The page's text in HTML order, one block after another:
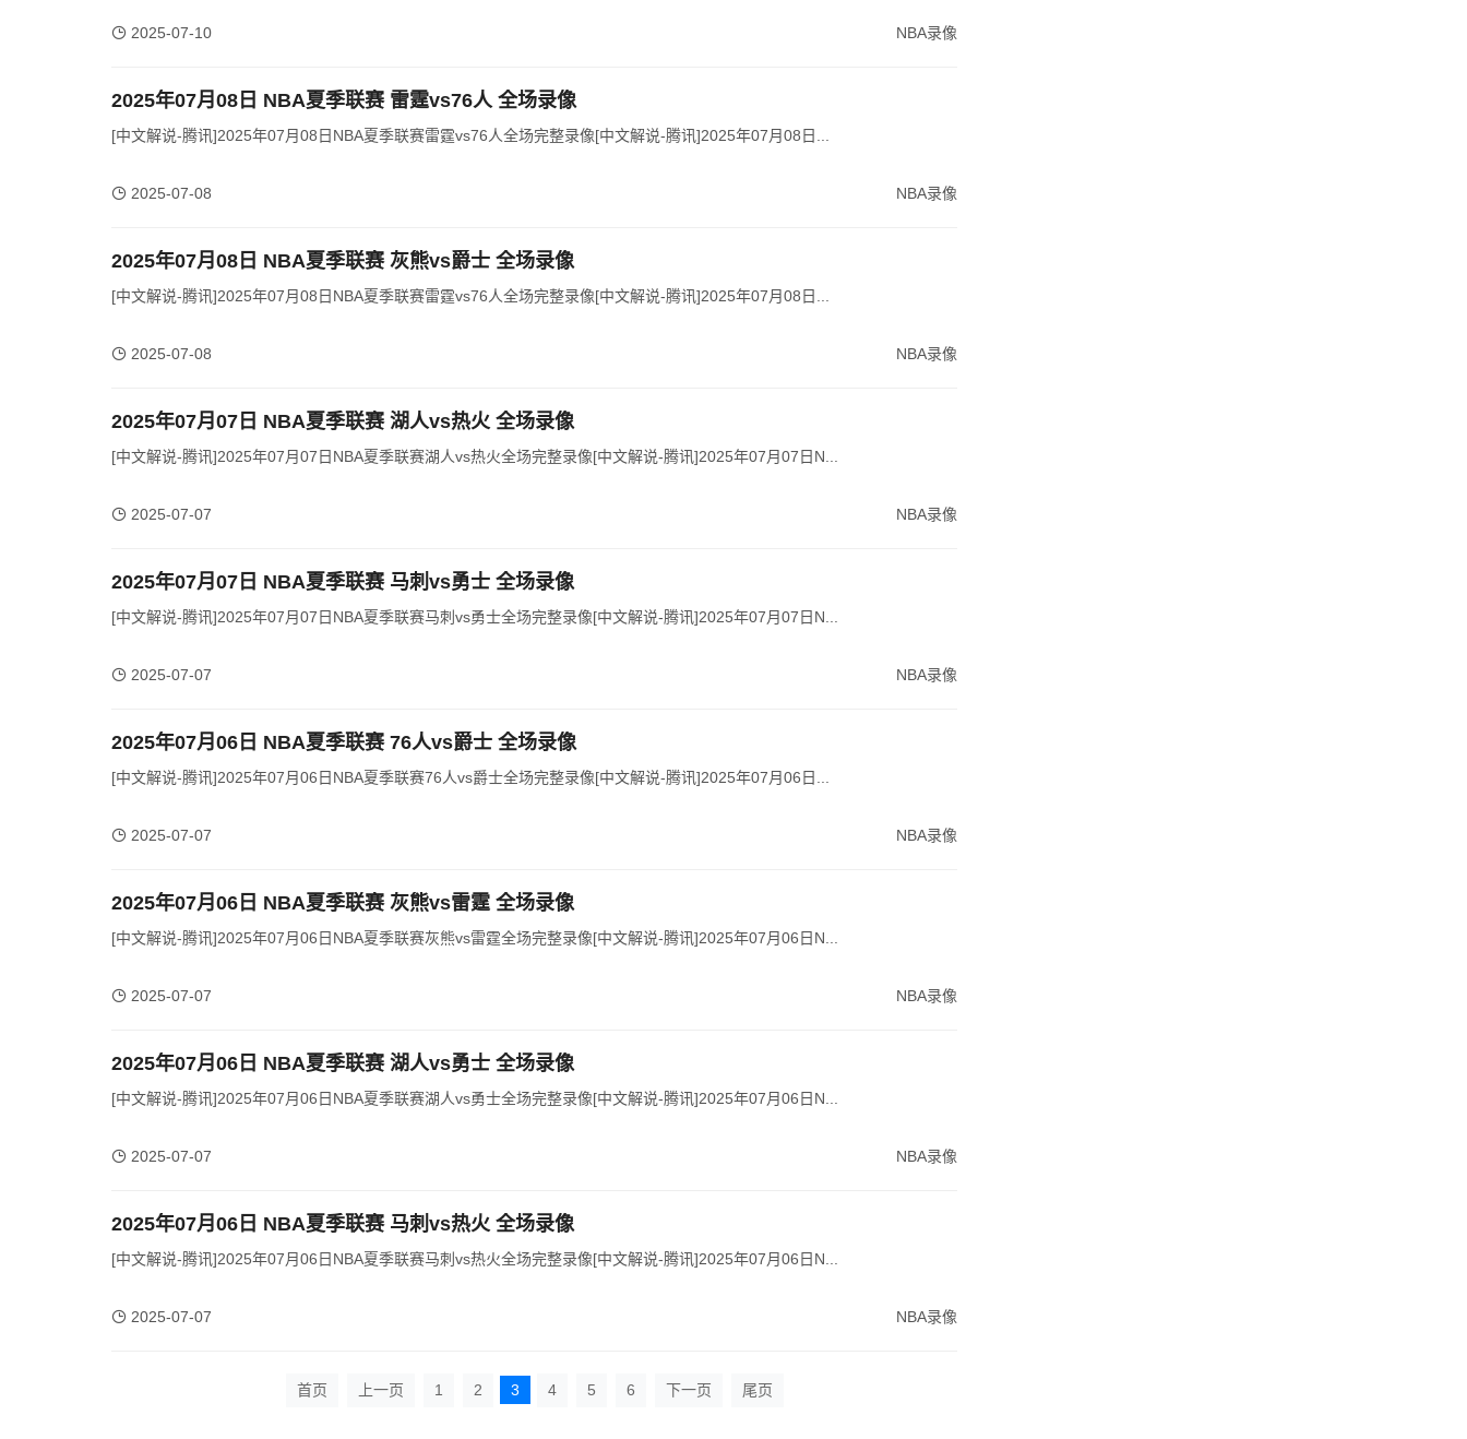
2025-07-10 NBA录像
2025年07月08日 NBA夏季联赛 雷霆vs76人 全场录像
[中文解说-腾讯]2025年07月08日NBA夏季联赛雷霆vs76人全场完整录像[中文解说-腾讯]2025年07月08日...
2025-07-08 NBA录像
2025年07月08日 NBA夏季联赛 灰熊vs爵士 全场录像
[中文解说-腾讯]2025年07月08日NBA夏季联赛雷霆vs76人全场完整录像[中文解说-腾讯]2025年07月08日...
2025-07-08 NBA录像
2025年07月07日 NBA夏季联赛 湖人vs热火 全场录像
[中文解说-腾讯]2025年07月07日NBA夏季联赛湖人vs热火全场完整录像[中文解说-腾讯]2025年07月07日N...
2025-07-07 NBA录像
2025年07月07日 NBA夏季联赛 马刺vs勇士 全场录像
[中文解说-腾讯]2025年07月07日NBA夏季联赛马刺vs勇士全场完整录像[中文解说-腾讯]2025年07月07日N...
2025-07-07 NBA录像
2025年07月06日 NBA夏季联赛 76人vs爵士 全场录像
[中文解说-腾讯]2025年07月06日NBA夏季联赛76人vs爵士全场完整录像[中文解说-腾讯]2025年07月06日...
2025-07-07 NBA录像
2025年07月06日 NBA夏季联赛 灰熊vs雷霆 全场录像
[中文解说-腾讯]2025年07月06日NBA夏季联赛灰熊vs雷霆全场完整录像[中文解说-腾讯]2025年07月06日N...
2025-07-07 NBA录像
2025年07月06日 NBA夏季联赛 湖人vs勇士 全场录像
[中文解说-腾讯]2025年07月06日NBA夏季联赛湖人vs勇士全场完整录像[中文解说-腾讯]2025年07月06日N...
2025-07-07 NBA录像
2025年07月06日 NBA夏季联赛 马刺vs热火 全场录像
[中文解说-腾讯]2025年07月06日NBA夏季联赛马刺vs热火全场完整录像[中文解说-腾讯]2025年07月06日N...
2025-07-07 NBA录像
首页 上一页 1 2 3 4 5 6 下一页 尾页